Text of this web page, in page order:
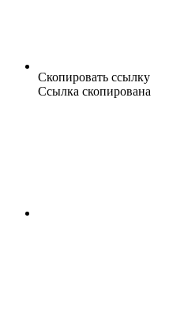
Скопировать ссылку
Ссылка скопирована